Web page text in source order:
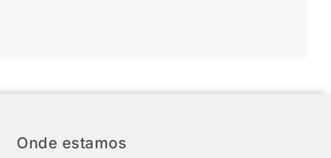
Onde estamos